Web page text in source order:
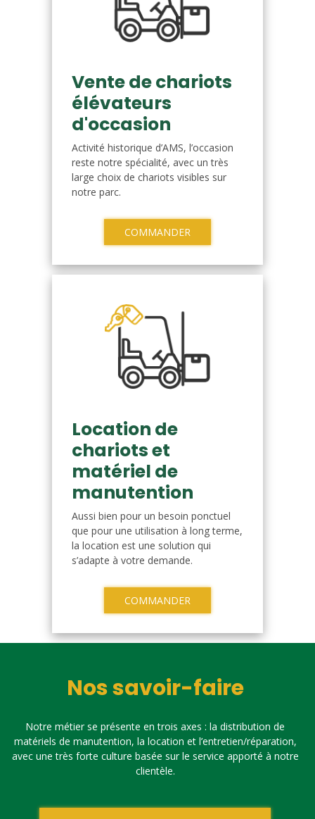
Vente de chariots
élévateurs
d'occasion
Activité historique d’AMS, l’occasion
reste notre spécialité, avec un très
large choix de chariots visibles sur
notre parc.
COMMANDER
Location de
chariots et
matériel de
manutention
Aussi bien pour un besoin ponctuel
que pour une utilisation à long terme,
la location est une solution qui
s’adapte à votre demande.
COMMANDER
Nos savoir-faire
Notre métier se présente en trois axes : la distribution de
matériels de manutention, la location et l’entretien/réparation,
avec une très forte culture basée sur le service apporté à notre
clientèle.